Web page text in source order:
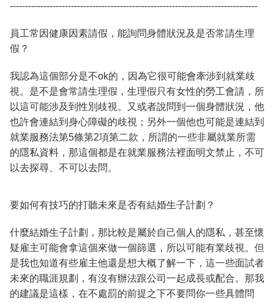
---------------------------------------------------------------------------------
員工常因健康因素請假，能詢問身體狀況及是否常請生理
假？
我認為這個部分是不ok的，因為它很可能會牽涉到就業歧
視。是不是會常請生理假，生理假只有女性的勞工會請，所
以這可能涉及到性別歧視。又或者說問到一個身體狀況，他
也許會連結到身心障礙的歧視；另外一個他也可能是連結到
就業服務法第5條第2項第二款，所謂的一些非屬就業所需
的隱私資料，那這個都是在就業服務法裡面明文禁止，不可
以去探尋、不可以去問。
要如何有技巧的打聽未來是否有結婚生子計劃？
什麼結婚生子計劃，那比較是屬於自己個人的隱私，甚至懷
疑雇主可能會拿這個來做一個篩選，所以可能有業歧視。但
是我也知道有些雇主他還是想大概了解一下，這一些面試者
未來的職涯規劃，有沒有辦法跟公司一起成長或配合。那我
的建議是這樣，在不處罰的前提之下不要問你一些具體問